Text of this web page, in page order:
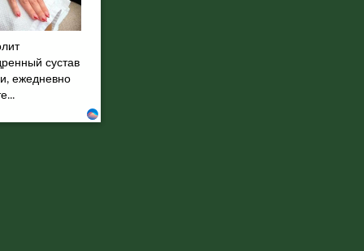
сустав
ежедневно